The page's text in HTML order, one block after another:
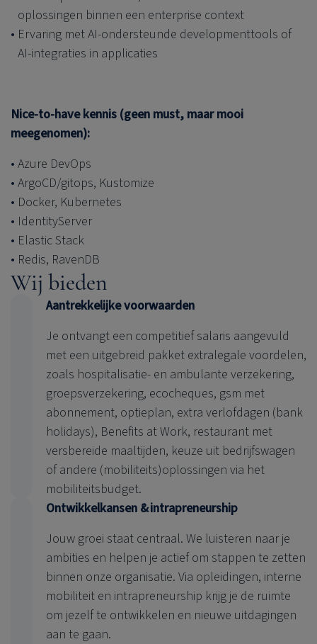
oplossingen binnen een enterprise context
Ervaring met AI-ondersteunde developmenttools of
AI-integraties in applicaties
Nice-to-have kennis (geen must, maar mooi
meegenomen):
Azure DevOps
ArgoCD/gitops, Kustomize
Docker, Kubernetes
IdentityServer
Elastic Stack
Redis, RavenDB
Wij bieden
Aantrekkelijke voorwaarden
Je ontvangt een competitief salaris aangevuld
met een uitgebreid pakket extralegale voordelen,
zoals hospitalisatie- en ambulante verzekering,
groepsverzekering, ecocheques, gsm met
abonnement, optieplan, extra verlofdagen (bank
holidays), Benefits at Work, restaurant met
versbereide maaltijden, keuze uit bedrijfswagen
of andere (mobiliteits)oplossingen via het
mobiliteitsbudget.
Ontwikkelkansen & intrapreneurship
Jouw groei staat centraal. We luisteren naar je
ambities en helpen je actief om stappen te zetten
binnen onze organisatie. Via opleidingen, interne
mobiliteit en intrapreneurship krijg je de ruimte
om jezelf te ontwikkelen en nieuwe uitdagingen
aan te gaan.